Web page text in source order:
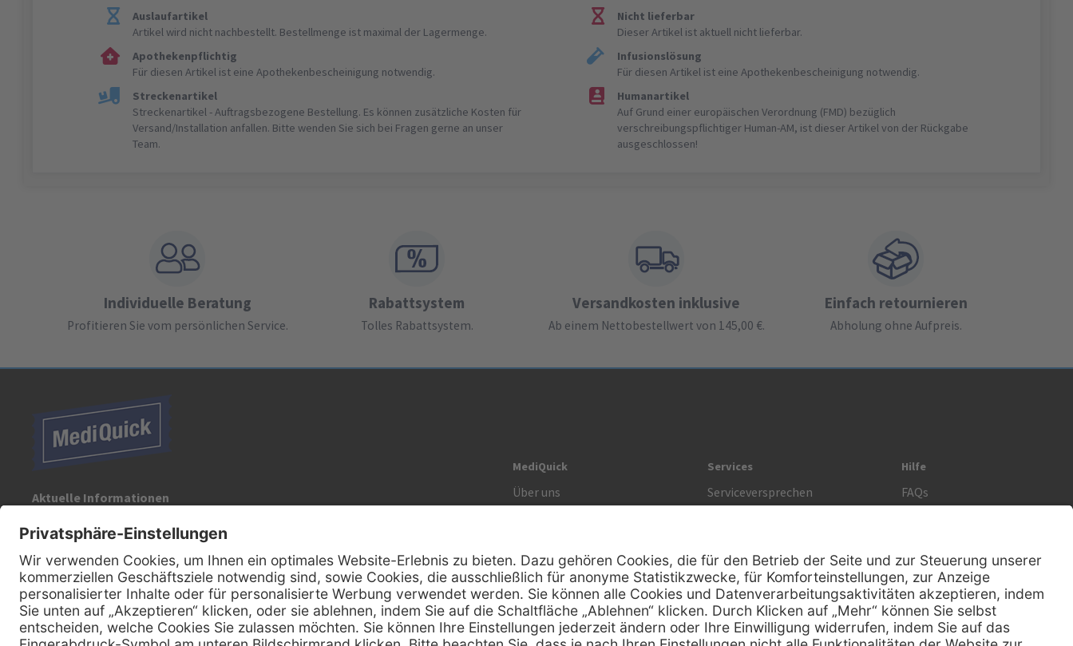
Auslaufartikel
Artikel wird nicht nachbestellt. Bestellmenge ist maximal der Lagermenge.
Nicht lieferbar
Dieser Artikel ist aktuell nicht lieferbar.
Apothekenpflichtig
Für diesen Artikel ist eine Apothekenbescheinigung notwendig.
Infusionslösung
Für diesen Artikel ist eine Apothekenbescheinigung notwendig.
Streckenartikel
Streckenartikel - Auftragsbezogene Bestellung. Es können zusätzliche Kosten für
Versand/Installation anfallen. Bitte wenden Sie sich bei Fragen gerne an unser
Team.
Humanartikel
Auf Grund einer europäischen Verordnung (FMD) bezüglich
verschreibungspflichtiger Human-AM, ist dieser Artikel von der Rückgabe
ausgeschlossen!
Individuelle Beratung
Profitieren Sie vom persönlichen Service.
Rabattsystem
Tolles Rabattsystem.
Versandkosten inklusive
Ab einem Nettobestellwert von 145,00 €.
Einfach retournieren
Abholung ohne Aufpreis.
Aktuelle Informationen
Kontakt
MediQuick Arzt- und Krankenhausbedarfshandel GmbH
MediQuick
Über uns
Services
Serviceversprechen
Hilfe
FAQs
Zertifikat Rechtliches
AGB
Impressum
Datenschutz